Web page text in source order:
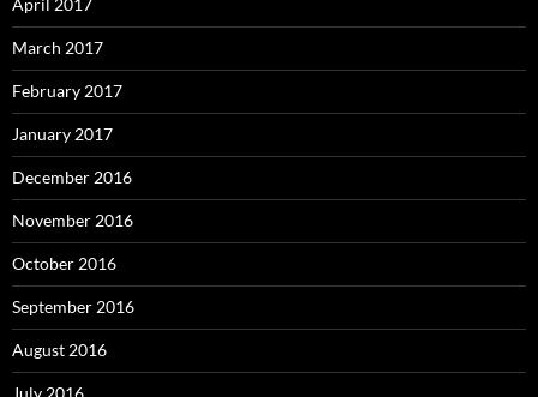
April 2017
March 2017
February 2017
January 2017
December 2016
November 2016
October 2016
September 2016
August 2016
July 2016